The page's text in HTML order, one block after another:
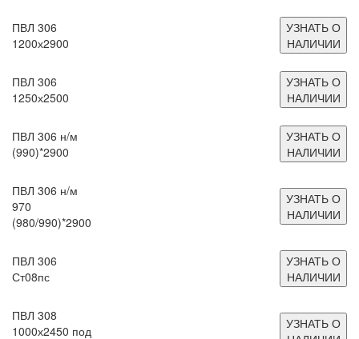
ПВЛ 306
1200х2900
УЗНАТЬ О
НАЛИЧИИ
ПВЛ 306
1250х2500
УЗНАТЬ О
НАЛИЧИИ
ПВЛ 306 н/м
(990)*2900
УЗНАТЬ О
НАЛИЧИИ
ПВЛ 306 н/м
970
(980/990)*2900
УЗНАТЬ О
НАЛИЧИИ
ПВЛ 306
Ст08пс
УЗНАТЬ О
НАЛИЧИИ
ПВЛ 308
1000х2450 под
УЗНАТЬ О